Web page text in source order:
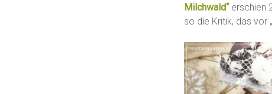
Milchwald“ erschien
so die Kritik, das vor